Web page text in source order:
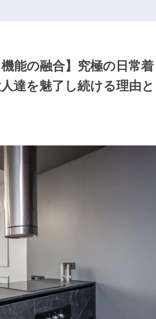
能の融合】究極の日常着
達を魅了し続ける理由と